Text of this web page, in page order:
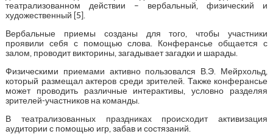
театрализованном действии – вербальный, физический и
художественный [5].
Вербальные приемы созданы для того, чтобы участники
проявили себя с помощью слова. Конферансье общается с
залом, проводит викторины, загадывает загадки и шарады.
Физическими приемами активно пользовался В.Э. Мейрхольд,
который размещал актеров среди зрителей. Также конферансье
может проводить различные интерактивы, условно разделяя
зрителей-участников на команды.
В театрализованных праздниках происходит активизация
аудитории с помощью игр, забав и состязаний.